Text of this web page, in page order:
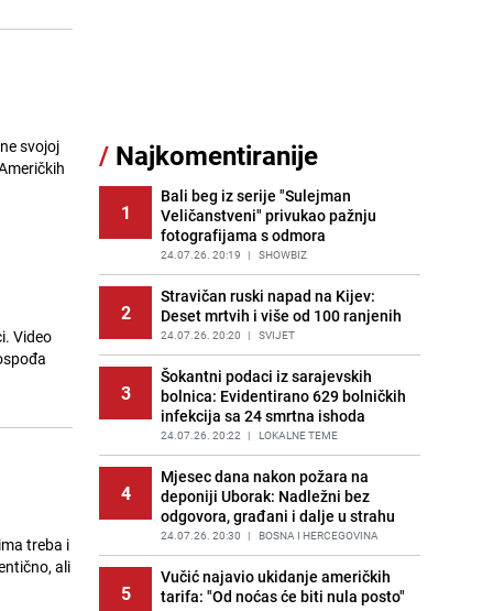
svojoj
Video
treba i
ali
11
oduzeo zastavu s ljiljanima i
sankcionisao vozača iz Bosanskog
Novog
PRIJE 2 DANA | BOSNA I HERCEGOVINA
12
Kao iz slastičarne: Rolada od
čokolade i kokosa bez pečenja,
jednostavan desert bez imalo muke
PRIJE 2 DANA | RECEPTI
13
Tajna savršenog makedonskog
ajvara: Stari recept za kremast i
bogat okus
PRIJE 2 DANA | RECEPTI
14
Tuga potresla grad na Uni:
Preminula Lejla Muhić (39),
sugrađani u nevjerici
PRIJE 2 DANA | BOSNA I HERCEGOVINA
15
Borba trajala satima: Pogledajte
'grdosiju' od skoro tri metra koju su
braća izvukla iz mora
/ Najkomentiranije
1
Bali beg iz serije "Sulejman
Veličanstveni" privukao pažnju
fotografijama s odmora
24.07.26. 20:19 | SHOWBIZ
2
Stravičan ruski napad na Kijev:
Deset mrtvih i više od 100 ranjenih
24.07.26. 20:20 | SVIJET
3
Šokantni podaci iz sarajevskih
bolnica: Evidentirano 629 bolničkih
infekcija sa 24 smrtna ishoda
24.07.26. 20:22 | LOKALNE TEME
4
Mjesec dana nakon požara na
deponiji Uborak: Nadležni bez
odgovora, građani i dalje u strahu
24.07.26. 20:30 | BOSNA I HERCEGOVINA
5
Vučić najavio ukidanje američkih
tarifa: "Od noćas će biti nula posto"